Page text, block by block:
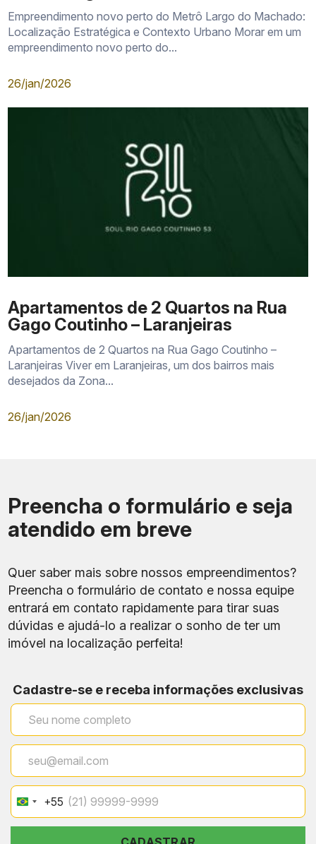
Empreendimento novo perto do Metrô Largo do Machado:
Localização Estratégica e Contexto Urbano Morar em um
empreendimento novo perto do...
26/jan/2026
Apartamentos de 2 Quartos na Rua
Gago Coutinho – Laranjeiras
Apartamentos de 2 Quartos na Rua Gago Coutinho –
Laranjeiras Viver em Laranjeiras, um dos bairros mais
desejados da Zona...
26/jan/2026
Preencha o formulário e seja
atendido em breve
Quer saber mais sobre nossos empreendimentos?
Preencha o formulário de contato e nossa equipe
entrará em contato rapidamente para tirar suas
dúvidas e ajudá-lo a realizar o sonho de ter um
imóvel na localização perfeita!
Cadastre-se e receba informações exclusivas
Brazil
+55
+55